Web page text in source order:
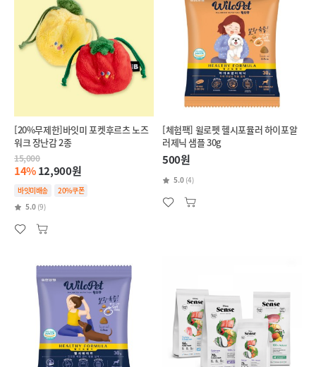
[20%무제한]바잇미 포켓후르츠 노즈
워크 장난감 2종
15,000
14%12,900원
바잇미배송
20%쿠폰
5.0 (9)
[체험팩] 윌로펫 헬시포뮬러 하이포알
러제닉 샘플 30g
500원
5.0 (4)